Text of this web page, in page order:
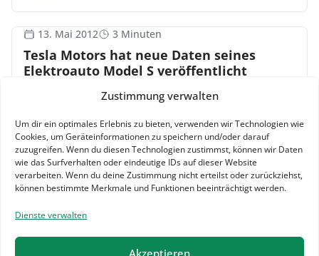
Zustimmung verwalten
Um dir ein optimales Erlebnis zu bieten, verwenden wir Technologien wie
Cookies, um Geräteinformationen zu speichern und/oder darauf
zuzugreifen. Wenn du diesen Technologien zustimmst, können wir Daten
wie das Surfverhalten oder eindeutige IDs auf dieser Website
verarbeiten. Wenn du deine Zustimmung nicht erteilst oder zurückziehst,
können bestimmte Merkmale und Funktionen beeinträchtigt werden.
Dienste verwalten
Akzeptieren
13. Mai 2012 3 Minuten
Tesla Motors hat neue Daten seines
Elektroauto Model S veröffentlicht
(13.05.2012) Der Hersteller Tesla Motors hat neue
[caption…